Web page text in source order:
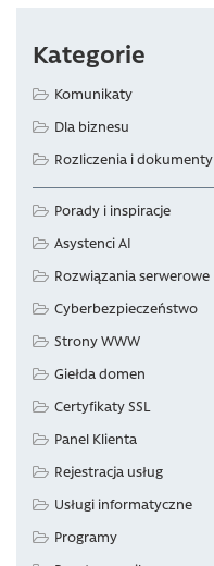
Kategorie
Komunikaty
Dla biznesu
Rozliczenia i dokumenty
Porady i inspiracje
Asystenci AI
Rozwiązania serwerowe
Cyberbezpieczeństwo
Strony WWW
Giełda domen
Certyfikaty SSL
Panel Klienta
Rejestracja usług
Usługi informatyczne
Programy